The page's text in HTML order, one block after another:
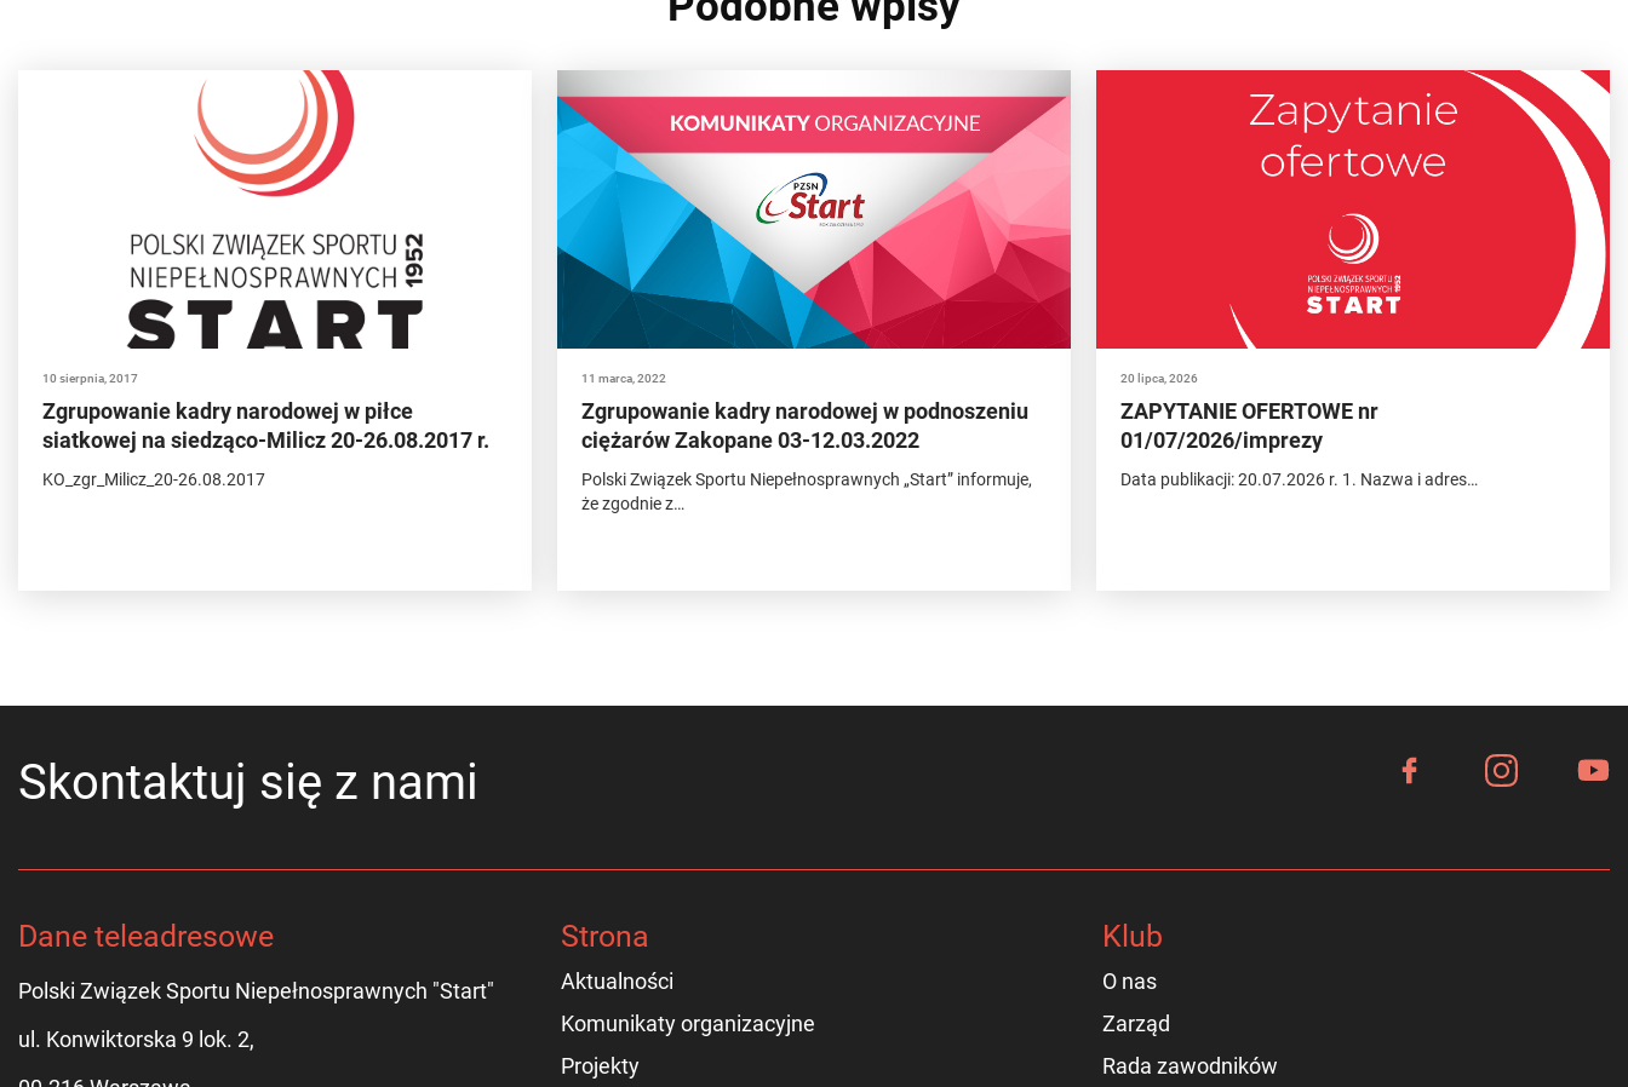
10 sierpnia, 2017
Zgrupowanie kadry narodowej w piłce
siatkowej na siedząco-Milicz 20-26.08.2017 r.
KO_zgr_Milicz_20-26.08.2017
11 marca, 2022
Zgrupowanie kadry narodowej w podnoszeniu
ciężarów Zakopane 03-12.03.2022
Polski Związek Sportu Niepełnosprawnych „Start” informuje,
że zgodnie z…
20 lipca, 2026
ZAPYTANIE OFERTOWE nr
01/07/2026/imprezy
Data publikacji: 20.07.2026 r. 1. Nazwa i adres…
Skontaktuj się z nami
Dane teleadresowe
Polski Związek Sportu Niepełnosprawnych "Start"
ul. Konwiktorska 9 lok. 2,
Strona
Aktualności
Komunikaty organizacyjne
Projekty
Klub
O nas
Zarząd
Rada zawodników